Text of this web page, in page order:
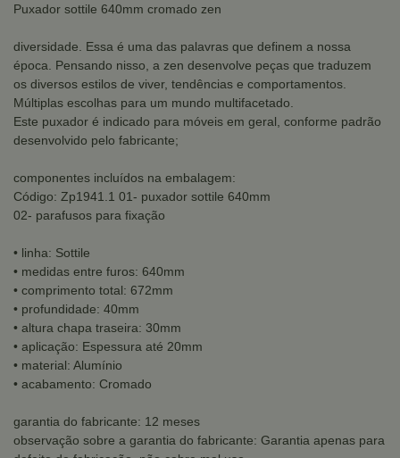
Puxador sottile 640mm cromado zen
diversidade. Essa é uma das palavras que definem a nossa
época. Pensando nisso, a zen desenvolve peças que traduzem
os diversos estilos de viver, tendências e comportamentos.
Múltiplas escolhas para um mundo multifacetado.
Este puxador é indicado para móveis em geral, conforme padrão
desenvolvido pelo fabricante;
componentes incluídos na embalagem:
Código: Zp1941.1 01- puxador sottile 640mm
02- parafusos para fixação
• linha: Sottile
• medidas entre furos: 640mm
• comprimento total: 672mm
• profundidade: 40mm
• altura chapa traseira: 30mm
• aplicação: Espessura até 20mm
• material: Alumínio
• acabamento: Cromado
garantia do fabricante: 12 meses
observação sobre a garantia do fabricante: Garantia apenas para